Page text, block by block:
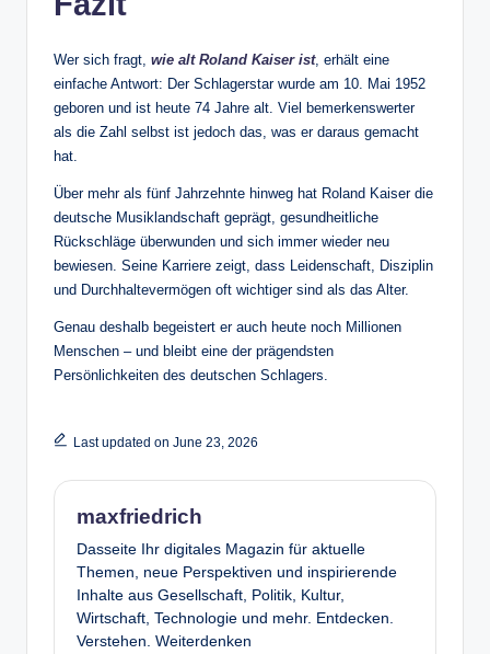
Wer sich fragt, wie alt Roland Kaiser ist, erhält eine
einfache Antwort: Der Schlagerstar wurde am 10. Mai 1952
geboren und ist heute 74 Jahre alt. Viel bemerkenswerter
als die Zahl selbst ist jedoch das, was er daraus gemacht
hat.
Über mehr als fünf Jahrzehnte hinweg hat Roland Kaiser die
deutsche Musiklandschaft geprägt, gesundheitliche
Rückschläge überwunden und sich immer wieder neu
bewiesen. Seine Karriere zeigt, dass Leidenschaft, Disziplin
und Durchhaltevermögen oft wichtiger sind als das Alter.
Genau deshalb begeistert er auch heute noch Millionen
Menschen – und bleibt eine der prägendsten
Persönlichkeiten des deutschen Schlagers.
Last updated on June 23, 2026
maxfriedrich
Dasseite Ihr digitales Magazin für aktuelle
Themen, neue Perspektiven und inspirierende
Inhalte aus Gesellschaft, Politik, Kultur,
Wirtschaft, Technologie und mehr. Entdecken.
Verstehen. Weiterdenken